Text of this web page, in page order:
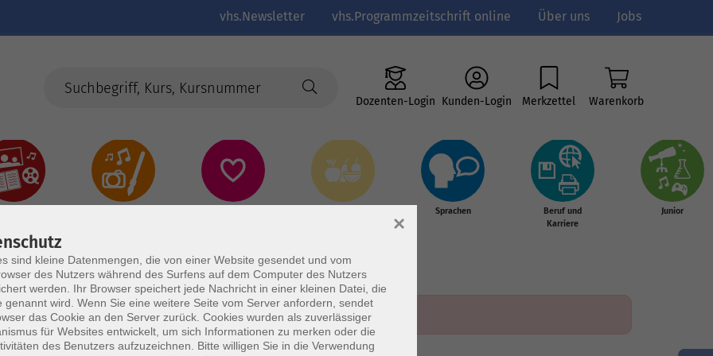
vhs.Newsletter vhs.Programmzeitschrift online Über uns Jobs
Dozenten-Login Kunden-Login Merkzettel Warenkorb
Sprachen
Beruf und
Karriere
Junior
sind kleine Datenmengen, die von einer Website gesendet und vom
des Nutzers während des Surfens auf dem Computer des Nutzers
werden. Ihr Browser speichert jede Nachricht in einer kleinen Datei, die
genannt wird. Wenn Sie eine weitere Seite vom Server anfordern, sendet
das Cookie an den Server zurück. Cookies wurden als zuverlässiger
für Websites entwickelt, um sich Informationen zu merken oder die
des Benutzers aufzuzeichnen. Bitte willigen Sie in die Verwendung
×